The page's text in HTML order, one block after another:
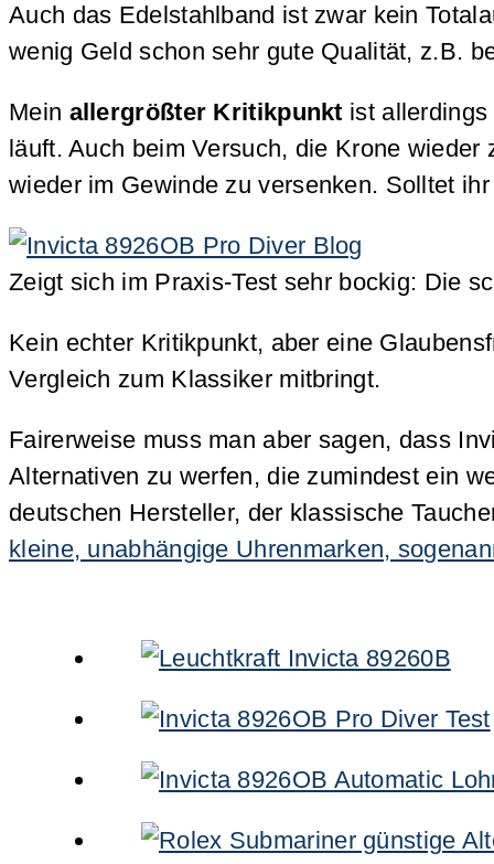
Auch das Edelstahlband ist zwar kein
wenig Geld schon sehr gute Qualität, z.B.
Mein allergrößter Kritikpunkt ist
läuft. Auch beim Versuch, die Krone
wieder im Gewinde zu versenken. Solltet
Zeigt sich im Praxis-Test sehr bockig: Die
Kein echter Kritikpunkt, aber eine
Vergleich zum Klassiker mitbringt.
Fairerweise muss man aber sagen, dass
Alternativen zu werfen, die zumindest ein
deutschen Hersteller, der klassische
kleine, unabhängige Uhrenmarken,